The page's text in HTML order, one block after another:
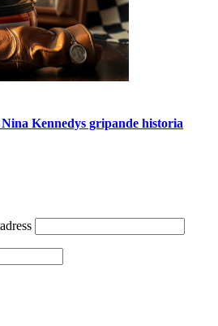
Kennedys gripande historia